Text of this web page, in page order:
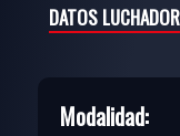
DATOS LUCHADOR
Modalidad: